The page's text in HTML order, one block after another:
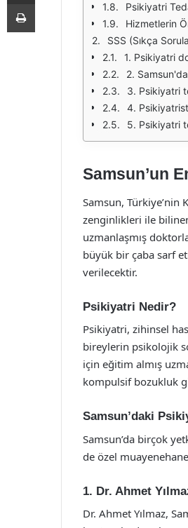
Psikiyatri
Hizmetlerin
SSS (Sıkça
1. Psikiyatri
2.
3. Psikiyatri
4.
5. Psikiyatri
Samsun’un
Samsun,
zenginlikleri ile
uzmanlaşmış
büyük bir çaba sarf
verilecektir.
Psikiyatri Nedir?
Psikiyatri, zihinsel
bireylerin psikolojik
için eğitim almış
kompulsif bozukluk
Samsun’daki
Samsun’da birçok
de özel
1. Dr. Ahmet
Dr. Ahmet Yılmaz,